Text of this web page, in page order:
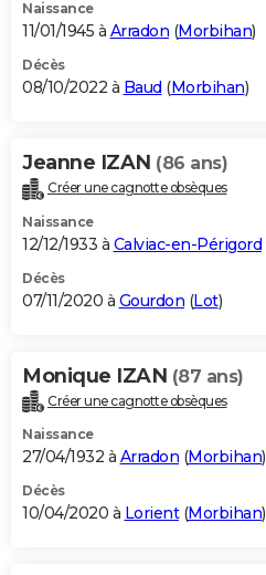
Naissance
11/01/1945 à Arradon (Morbihan)
Décès
08/10/2022 à Baud (Morbihan)
Jeanne IZAN (86 ans)
Créer une cagnotte obsèques
Naissance
12/12/1933 à Calviac-en-Périgord
Décès
07/11/2020 à Gourdon (Lot)
Monique IZAN (87 ans)
Créer une cagnotte obsèques
Naissance
27/04/1932 à Arradon (Morbihan)
Décès
10/04/2020 à Lorient(Morbihan)